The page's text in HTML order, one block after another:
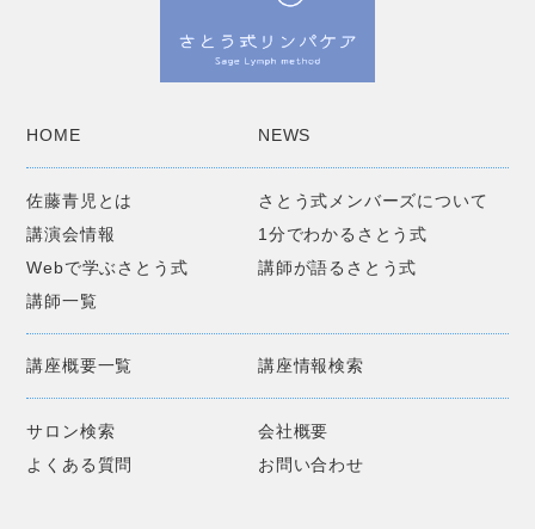
HOME NEWS
佐藤青児とは
さとう式メンバーズについて
講演会情報
1分でわかるさとう式
Webで学ぶさとう式
講師が語るさとう式
講師一覧
講座概要一覧 講座情報検索
サロン検索
会社概要
よくある質問
お問い合わせ